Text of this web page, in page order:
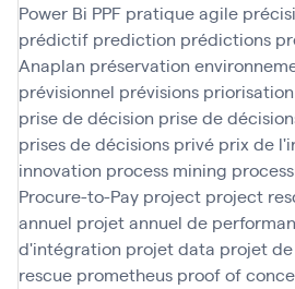
Power Bi PPF pratique agile
prédictif prediction prédictions
Anaplan préservation
prévisionnel prévisions priorisation
prise de décision prise de
prises de décisions privé prix de
innovation process mining
Procure-to-Pay project project
annuel projet annuel de
d'intégration projet data projet
rescue prometheus proof of